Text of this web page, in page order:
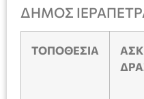
ΔΗΜΟΣ
ΤΟΠΟΘΕΣΙΑ